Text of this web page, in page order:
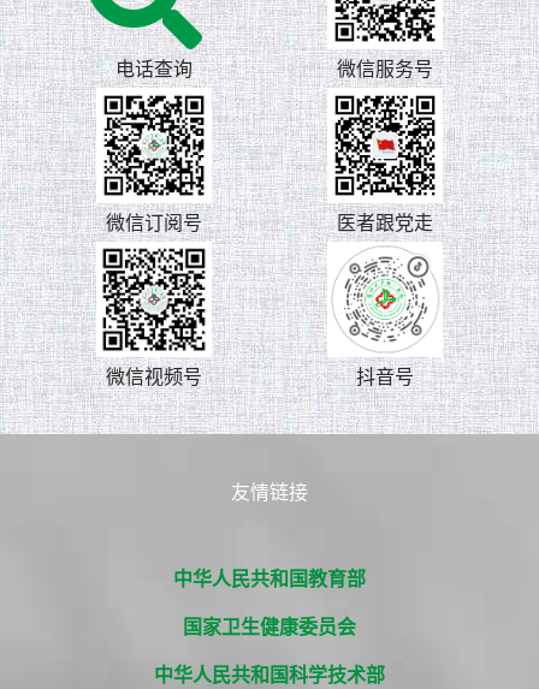
电话查询 微信服务号
微信订阅号 医者跟党走
微信视频号 抖音号
友情链接
中华人民共和国教育部
国家卫生健康委员会
中华人民共和国科学技术部